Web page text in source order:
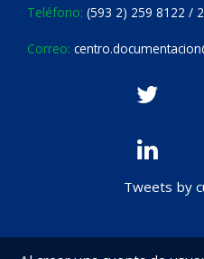
Teléfono: (593 2) 259 8122 /
Correo:
Tweets by